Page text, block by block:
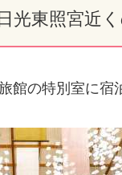
光東照宮近
館の特別室に宿